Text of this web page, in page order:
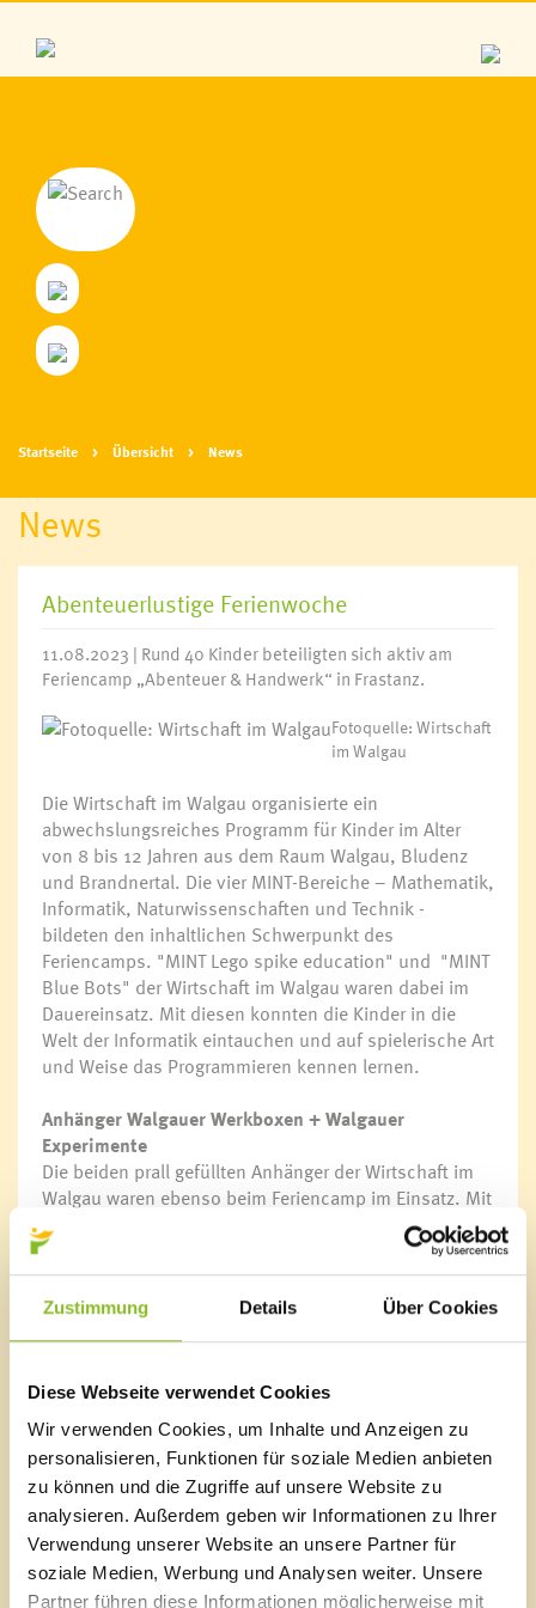
Zustimmung Details Über Cookies
Diese Webseite verwendet Cookies
Wir verwenden Cookies, um Inhalte und Anzeigen zu
personalisieren, Funktionen für soziale Medien anbieten
zu können und die Zugriffe auf unsere Website zu
analysieren. Außerdem geben wir Informationen zu Ihrer
Verwendung unserer Website an unsere Partner für
soziale Medien, Werbung und Analysen weiter. Unsere
Partner führen diese Informationen möglicherweise mit
Startseite Übersicht News
News
Abenteuerlustige Ferienwoche
11.08.2023 | Rund 40 Kinder beteiligten sich aktiv am
Feriencamp „Abenteuer & Handwerk“ in Frastanz.
Fotoquelle: Wirtschaft
im Walgau
Die Wirtschaft im Walgau organisierte ein
abwechslungsreiches Programm für Kinder im Alter
von 8 bis 12 Jahren aus dem Raum Walgau, Bludenz
und Brandnertal. Die vier MINT-Bereiche – Mathematik,
Informatik, Naturwissenschaften und Technik -
bildeten den inhaltlichen Schwerpunkt des
Feriencamps. "MINT Lego spike education" und "MINT
Blue Bots" der Wirtschaft im Walgau waren dabei im
Dauereinsatz. Mit diesen konnten die Kinder in die
Welt der Informatik eintauchen und auf spielerische Art
und Weise das Programmieren kennen lernen.
Anhänger Walgauer Werkboxen + Walgauer
Experimente
Die beiden prall gefüllten Anhänger der Wirtschaft im
Walgau waren ebenso beim Feriencamp im Einsatz. Mit
den Walgauer Experimenten konnten Natur und Physik
auf eindrucksvolle Weise erforscht werden. Und mit
den Walgauer Werkoxen werkten die Kinder mit Holz
und erhielten dabei Unterstützung von den WIWA-
Aktivitäten und Ausflüge
Die Kinder machten zudem einen spannenden Ausflug
in den Wald mit Günter Dünser und die
Fachhochschule Vorarlberg machte einen Workshop
für Superheld:innen – zukünftige Unternehmer:innen.
Somit stand jede Menge Abenteuer, Handwerk, Spiel
und Spaß auf dem Programm.
Link